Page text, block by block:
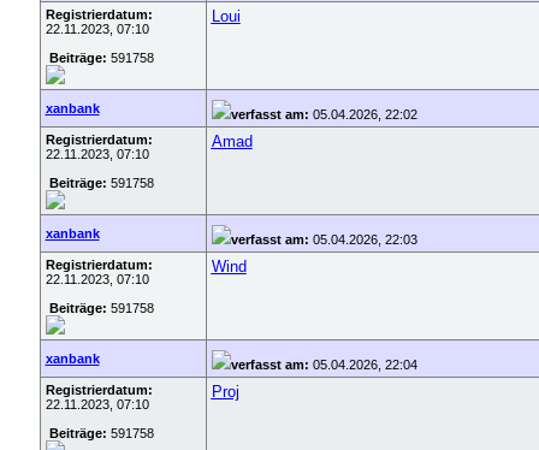
Registrierdatum:
22.11.2023, 07:10
Beiträge: 591758
Loui
xanbank verfasst am: 05.04.2026, 22:02
Registrierdatum:
22.11.2023, 07:10
Beiträge: 591758
Amad
xanbank verfasst am: 05.04.2026, 22:03
Registrierdatum:
22.11.2023, 07:10
Beiträge: 591758
Wind
xanbank verfasst am: 05.04.2026, 22:04
Registrierdatum:
22.11.2023, 07:10
Beiträge: 591758
Proj